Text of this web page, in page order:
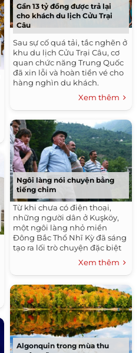
Gần 13 tỷ đồng được trả lại
cho khách du lịch Cửu Trại
Câu
Sau sự cố quá tải, tắc nghẽn ở
khu du lịch Cửu Trại Câu, cơ
quan chức năng Trung Quốc
đã xin lỗi và hoàn tiền vé cho
hàng nghìn du khách.
Xem thêm
Ngôi làng nói chuyện bằng
tiếng chim
Từ khi chưa có điện thoại,
những người dân ở Kuşköy,
một ngôi làng nhỏ miền
Đông Bắc Thổ Nhĩ Kỳ đã sáng
tạo ra lối trò chuyện đặc biệt
bằng tiếng huýt sáo như các
chú chim để giao tiếp với
hàng xóm ở bên kia sườn núi.
Xem thêm
Algonquin trong mùa thu